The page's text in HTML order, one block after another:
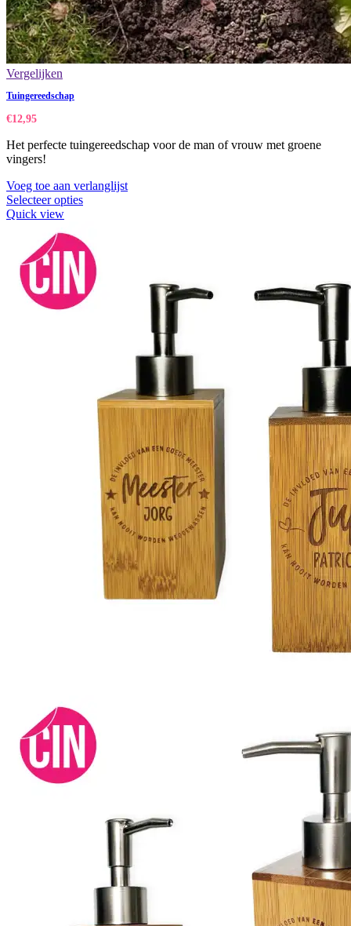
Vergelijken
Tuingereedschap
€12,95
Het perfecte tuingereedschap voor de man of vrouw met groene
vingers!
Voeg toe aan verlanglijst
Selecteer opties
Quick view